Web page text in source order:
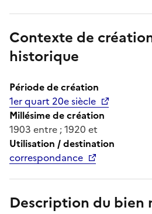
Contexte de
historique
Période de création
1er quart 20e siècle
Millésime de création
1903 entre ; 1920 et
Utilisation / destination
correspondance
Description du bien